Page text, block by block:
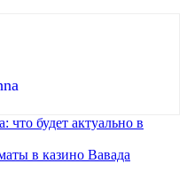
что будет актуально в
в казино Вавада